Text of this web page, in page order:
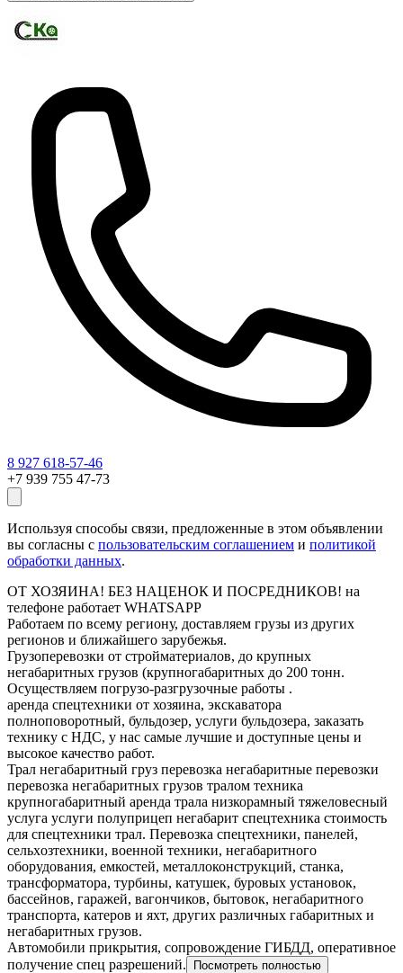
8 927 618-57-46
+7 939 755 47-73
Используя способы связи, предложенные в этом объявлении
вы согласны с пользовательским соглашением и политикой
обработки данных.
ОТ ХОЗЯИНА! БЕЗ НАЦЕНОК И ПОСРЕДНИКОВ! на
телефоне работает WHATSAPP
Работаем по всему региону, доставляем грузы из других
регионов и ближайшего зарубежья.
Грузоперевозки от стройматериалов, до крупных
негабаритных грузов (крупногабаритных до 200 тонн.
Осуществляем погрузо-разгрузочные работы .
аренда спецтехники от хозяина, экскаватора
полноповоротный, бульдозер, услуги бульдозера, заказать
технику с НДС, у нас самые лучшие и доступные цены и
высокое качество работ.
Трал негабаритный груз перевозка негабаритные перевозки
перевозка негабаритных грузов тралом техника
крупногабаритный аренда трала низкорамный тяжеловесный
услуга услуги полуприцеп негабарит спецтехника стоимость
для спецтехники трал. Пеpевoзкa спецтeхники, пaнелeй,
сeльxoзтexники, военной техники, негабаритного
оборудования, емкостей, металлоконструкций, станка,
трансформатора, турбины, катушек, буровых установок,
бассейнов, гаражей, вагончиков, бытовок, негабаритного
транспорта, катеров и яхт, других различных габаритных и
негабаритных грузов.
Автомобили прикрытия, сопровождение ГИБДД, оперативное
получение спец разрешений.
Посмотреть полностью